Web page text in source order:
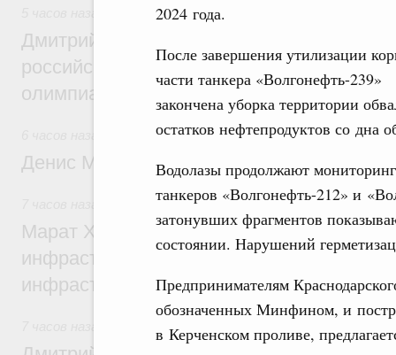
2024 года.
После завершения утилизации
части танкера «Волгонефть-239»
закончена уборка территории
остатков нефтепродуктов со дна
Водолазы продолжают
танкеров «Волгонефть-212» и
затонувших фрагментов
состоянии. Нарушений
Предпринимателям
обозначенных Минфином, и
в Керченском проливе,
Отрасль информационных технологий
Дмитрий Чернышенко и Сергей Кравцов
российскую сборную с победой на
олимпиаде по искусственному
Общие вопросы промышленной политики
Денис Мантуров посетил Ярославскую
Бюджеты субъектов Федерации.
Марат Хуснуллин: 15 объектов
инфраструктуры построили и обновили
инфраструктурным кредитам
Развитие сельских территорий